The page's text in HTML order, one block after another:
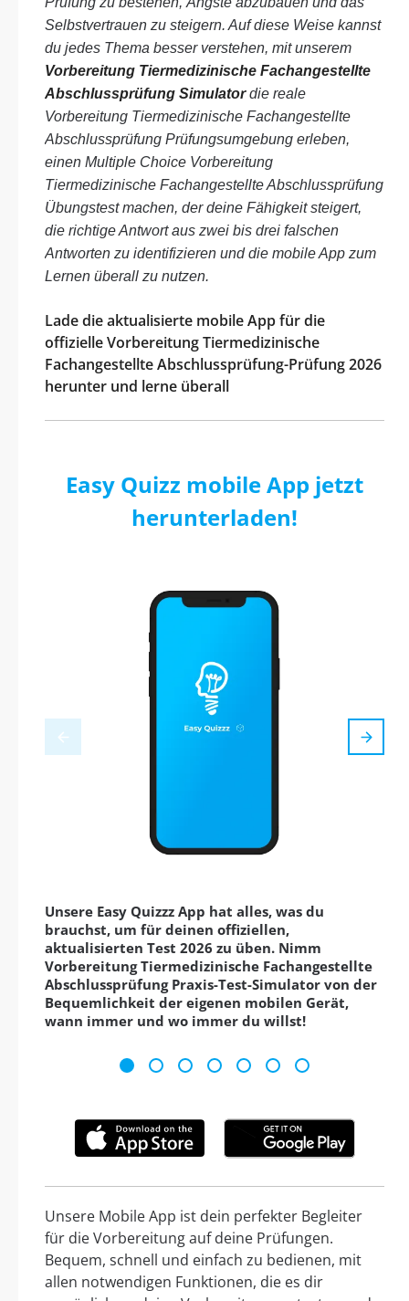
Selbstvertrauen zu steigern. Auf diese Weise kannst
du jedes Thema besser verstehen, mit unserem
Vorbereitung Tiermedizinische Fachangestellte
Abschlussprüfung Simulatordie reale
Vorbereitung Tiermedizinische Fachangestellte
Abschlussprüfung Prüfungsumgebung erleben,
einen Multiple Choice Vorbereitung
Tiermedizinische Fachangestellte Abschlussprüfung
Übungstest machen, der deine Fähigkeit steigert,
die richtige Antwort aus zwei bis drei falschen
Antworten zu identifizieren und die mobile App zum
Lernen überall zu nutzen.
Lade die aktualisierte mobile App für die
offizielle Vorbereitung Tiermedizinische
Fachangestellte Abschlussprüfung-Prüfung 2026
herunter und lerne überall
Easy Quizz mobile App jetzt
herunterladen!
Unsere Easy Quizzz App hat alles, was du
brauchst, um für deinen offiziellen,
aktualisierten Test 2026 zu üben. Nimm
Vorbereitung Tiermedizinische Fachangestellte
Abschlussprüfung Praxis-Test-Simulator von der
Bequemlichkeit der eigenen mobilen Gerät,
wann immer und wo immer du willst!
Unsere Mobile App ist dein perfekter Begleiter
für die Vorbereitung auf deine Prüfungen.
Bequem, schnell und einfach zu bedienen, mit
allen notwendigen Funktionen, die es dir